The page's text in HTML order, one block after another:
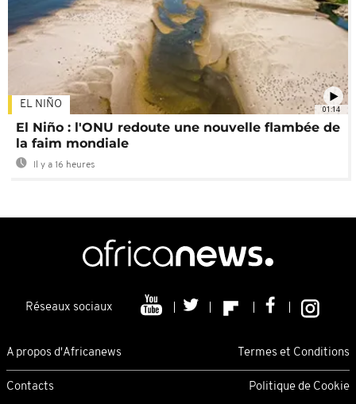
01:14
EL NIÑO
El Niño : l'ONU redoute une nouvelle flambée de
la faim mondiale
Il y a 16 heures
Réseaux sociaux
A propos d'Africanews Termes et Conditions
Contacts Politique de Cookie